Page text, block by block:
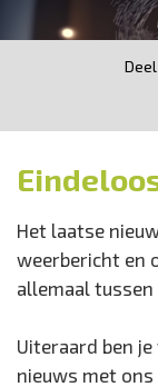
Het laatse
weerbericht en
allemaal tussen
Uiteraard ben
nieuws met